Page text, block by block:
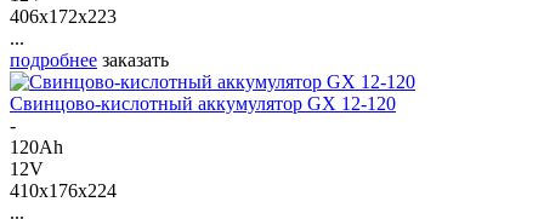
406x172x223
...
подробнее заказать
Свинцово-кислотный аккумулятор GX 12-120
-
120Ah
12V
410x176x224
...